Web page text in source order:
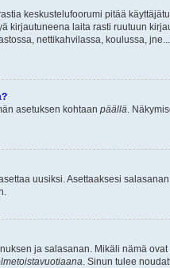
keskustelufoorumi pitää
kirjautuneena laita rasti ruutuun
nettikahvilassa, koulussa,
asetuksen kohtaan päällä.
uusiksi. Asettaaksesi
ja salasanan. Mikäli nämä
. Sinun tulee